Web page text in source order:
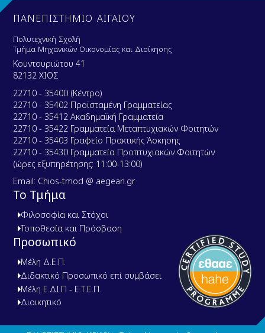
n
t
ΠΑΝΕΠΙΣΤΗΜΙΟ ΑΙΓΑΙΟΥ
Πολυτεχνική Σχολή
Τμήμα Μηχανικών Οικονομίας και Διοίκησης
Κουντουριώτου 41
82132 ΧΙΟΣ
22710 - 35400 (Κέντρο)
22710 - 35402 Προϊσταμένη Γραμματείας
22710 - 35412 Ακαδημαϊκή Γραμματεία
22710 - 35422 Γραμματεία Μεταπτυχιακών Φοιτητών
22710 - 35403 Γραφείο Πρακτικής Άσκησης
22710 - 35430 Γραμματεία Προπτυχιακών Φοιτητών
(ώρες εξυπηρέτησης: 11:00-13:00)
Email: Chios-tmod @ aegean.gr
Το Τμήμα
Φιλοσοφία και Στόχοι
Τοποθεσία και Πρόσβαση
Προσωπικό
Μέλη Δ.Ε.Π.
Διδακτικό Προσωπικό επί συμβάσει
Μέλη Ε.ΔΙ.Π - Ε.Τ.Ε.Π.
Διοικητικό